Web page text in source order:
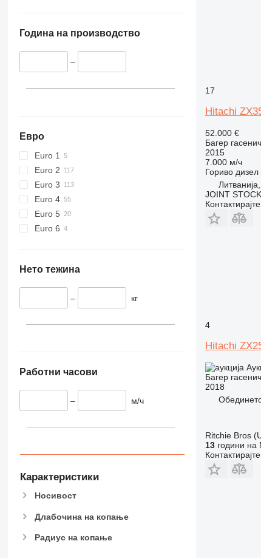
Година на производство
–
Евро
Euro 1
Euro 2
Euro 3
Euro 4
Euro 5
Euro 6
Нето тежина
– кг
Работни часови
– м/ч
Карактеристики
Носивост
Длабочина на копање
Радиус на копање
17
Hitachi
52.000 €
Багер
2015
7.000 м/ч
Гориво дизел
JOINT
4
Hitachi
Багер
2018
Ritchie Bros
13години на